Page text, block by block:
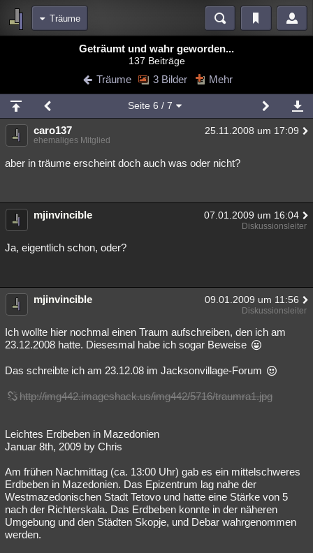
Träume
Blogs Videos
Chat Wiki Neuigkeiten
meine Rubriken
Menschen Mystery Kriminalfälle
Spiritualität Verschwörungen Technologie Ufologie
weitere Rubriken
Philosophie Literatur
Musik Clash Verbesserungen Allmystery English
Übersichten
Besucht Teilgenommen Alle Neue Geschlossen
Geträumt und wahr geworden...
137 Beiträge
Träume 3 Bilder Mehr
Seite 6 / 7
caro137 25.11.2008 um 17:09
ehemaliges Mitglied
aber in träume erscheint doch auch was oder nicht?
mjinvincible 07.01.2009 um 16:04
Diskussionsleiter
Ja, eigentlich schon, oder?
mjinvincible 09.01.2009 um 11:56
Diskussionsleiter
Ich wollte hier nochmal einen Traum aufschreiben, den ich am
23.12.2008 hatte. Diesesmal habe ich sogar Beweise
Das schreibte ich am 23.12.08 im Jacksonvillage-Forum
http://img442.imageshack.us/img442/5716/traumra1.jpg
Leichtes Erdbeben in Mazedonien
Januar 8th, 2009 by Chris
Am frühen Nachmittag (ca. 13:00 Uhr) gab es ein mittelschweres
Erdbeben in Mazedonien. Das Epizentrum lag nahe der
Westmazedonischen Stadt Tetovo und hatte eine Stärke von 5
nach der Richterskala. Das Erdbeben konnte in der näheren
Umgebung und den Städten Skopje, und Debar wahrgenommen
werden.